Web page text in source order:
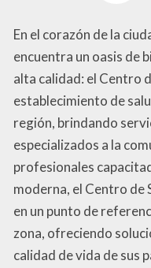
En el corazón de la
encuentra un oasis de
alta calidad: el Centro
establecimiento de
región, brindando
especializados a la
profesionales
moderna, el Centro de
en un punto de
zona, ofreciendo
calidad de vida de sus